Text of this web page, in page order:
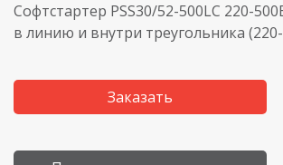
Софтстартер PSS30/52-500LC 220-
в линию и внутри треугольника (220
Заказать